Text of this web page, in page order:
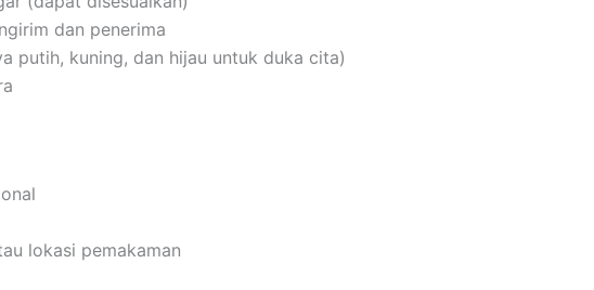
dan penerima
putih, kuning, dan hijau untuk duka cita)
lokasi pemakaman